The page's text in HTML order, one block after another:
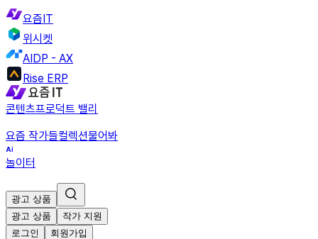
요즘IT
위시켓
AIDP - AX
Rise ERP
콘텐츠프로덕트 밸리
요즘 작가들컬렉션물어봐
놀이터
광고 상품
광고 상품
작가 지원
로그인
회원가입